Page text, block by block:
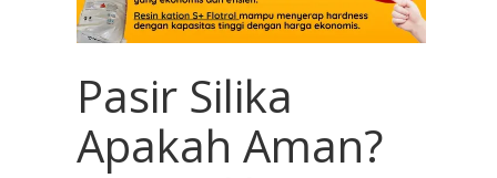
Pasir Silika
Apakah Aman?